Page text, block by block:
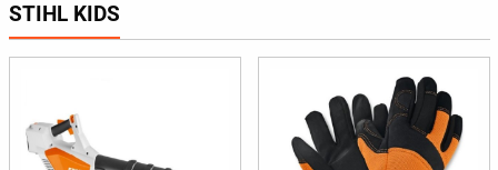
STIHL KIDS